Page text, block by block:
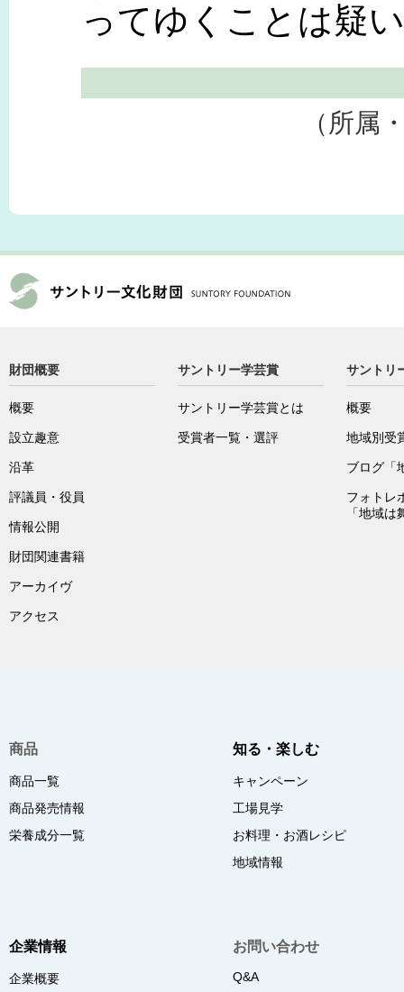
ってゆくことは疑
（所属
財団概要
概要
設立趣意
沿革
評議員・役員
情報公開
財団関連書籍
アーカイヴ
アクセス
サントリー学芸賞
サントリー学芸賞とは
受賞者一覧・選評
サントリ
概要
地域別受
ブログ「
フォトレ
「地域は
商品
商品一覧
商品発売情報
栄養成分一覧
知る・楽しむ
キャンペーン
工場見学
お料理・お酒レシピ
地域情報
企業情報
企業概要
お問い合わせ
Q&A